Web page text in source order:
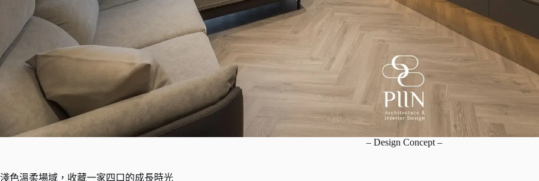
– Design Concept –
淺色溫柔場域，收藏一家四口的成長時光